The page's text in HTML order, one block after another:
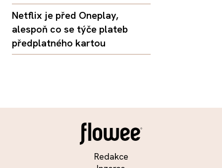
Netflix je před Oneplay,
alespoň co se týče plateb
předplatného kartou
Redakce